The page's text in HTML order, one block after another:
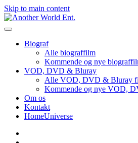
Skip to main content
Biograf
Alle biograffilm
Kommende og nye
VOD, DVD & Bluray
Alle VOD, DVD & Bluray
Kommende og nye VOD,
Om os
Kontakt
HomeUniverse